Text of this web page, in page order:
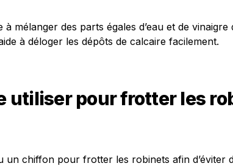
mélanger des parts égales d’eau et de vinaigre
à déloger les dépôts de calcaire facilement.
utiliser pour frotter les
un chiffon pour frotter les robinets afin d’éviter